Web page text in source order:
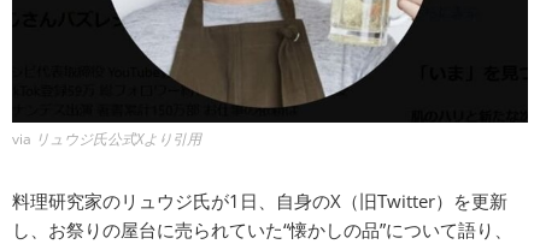
via リュウジ氏公式Xより引用
料理研究家のリュウジ氏が1日、自身のX（旧Twitter）を更新
し、お祭りの屋台に売られていた“懐かしの品”について語り、